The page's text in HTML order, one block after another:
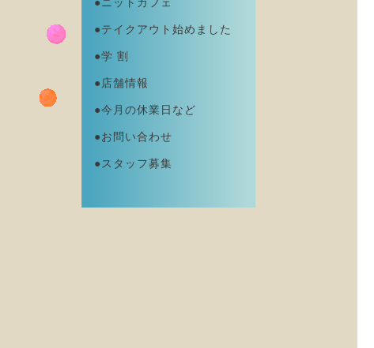
●ニットカフェ
●テイクアウト始めました
●学 割
●店舗情報
●今月の休業日など
●お問い合わせ
●スタッフ募集